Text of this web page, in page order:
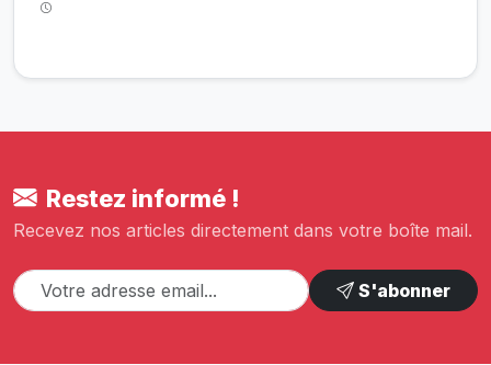
Restez informé !
Recevez nos articles directement dans votre boîte mail.
S'abonner